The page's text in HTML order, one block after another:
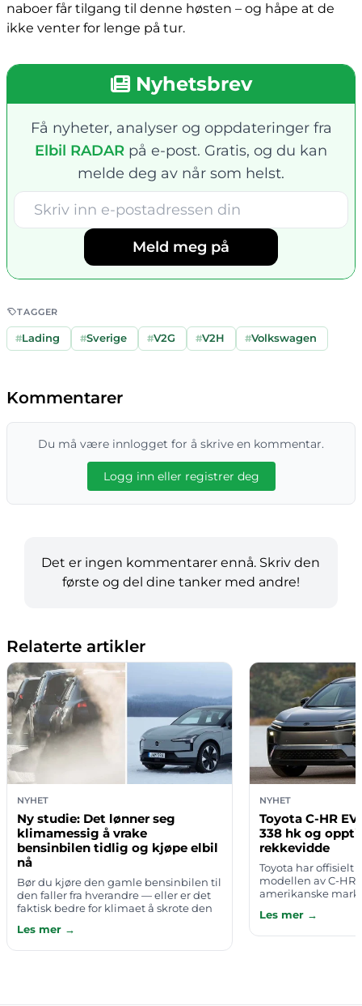
naboer får tilgang til denne høsten – og håpe at de
ikke venter for lenge på tur.
Nyhetsbrev
Få nyheter, analyser og oppdateringer fra
Elbil RADAR på e-post. Gratis, og du kan
melde deg av når som helst.
Meld meg på
TAGGER
#Lading #Sverige #V2G #V2H #Volkswagen
Kommentarer
Du må være innlogget for å skrive en kommentar.
Logg inn eller registrer deg
Det er ingen kommentarer ennå. Skriv den
første og del dine tanker med andre!
Relaterte artikler
NYHET
Ny studie: Det lønner seg
klimamessig å vrake
bensinbilen tidlig og kjøpe elbil
nå
Bør du kjøre den gamle bensinbilen til
den faller fra hverandre — eller er det
faktisk bedre for klimaet å skrote den
Mange har en sterk intu…
Les mer →
NYHET
Toyota C-HR
338 hk og
rekkevidde
Toyota har offisielt
modellen av C-HR
amerikanske
firehjulsdrift som
hestekrefter og en
Les mer →